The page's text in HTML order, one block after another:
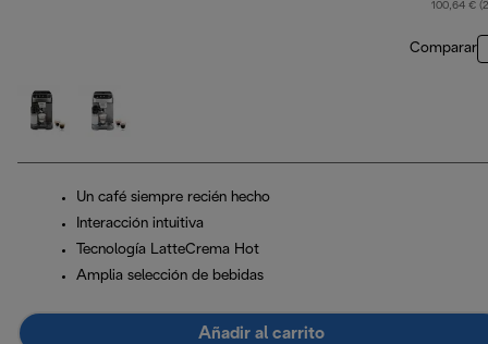
100,64 €
Comparar
Un café siempre recién hecho
Interacción intuitiva
Tecnología LatteCrema Hot
Amplia selección de bebidas
Añadir al carrito